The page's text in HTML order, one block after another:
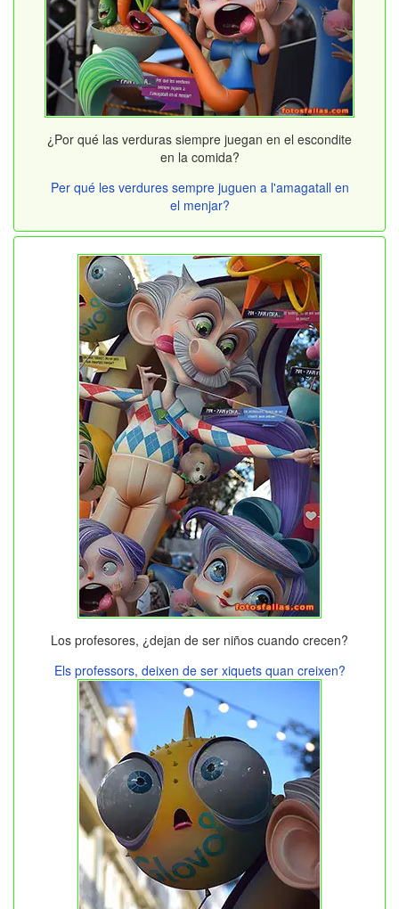
¿Por qué las verduras siempre juegan en el escondite
en la comida?
Per qué les verdures sempre juguen a l'amagatall en
el menjar?
Los profesores, ¿dejan de ser niños cuando crecen?
Els professors, deixen de ser xiquets quan creixen?